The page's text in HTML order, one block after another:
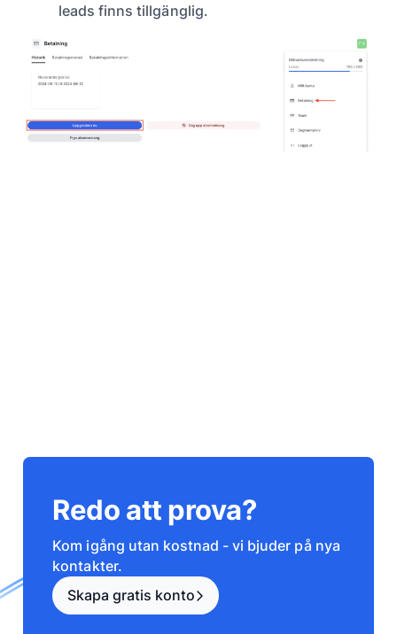
leads finns tillgänglig.
Redo att prova?
Kom igång utan kostnad - vi bjuder på nya
kontakter.
Skapa gratis konto